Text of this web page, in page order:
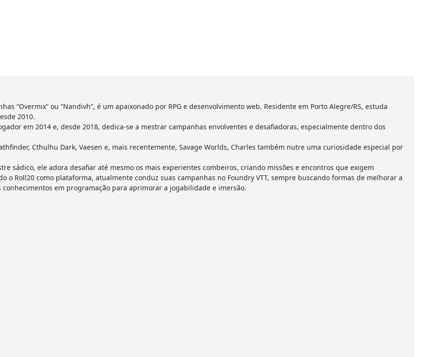
“Overmix” ou “Nandivh”, é um apaixonado por RPG e desenvolvimento web. Residente em Porto Alegre/RS, estuda
2010.
em 2014 e, desde 2018, dedica-se a mestrar campanhas envolventes e desafiadoras, especialmente dentro dos
Cthulhu Dark, Vaesen e, mais recentemente, Savage Worlds, Charles também nutre uma curiosidade especial por
sádico, ele adora desafiar até mesmo os mais experientes combeiros, criando missões e encontros que exigem
Roll20 como plataforma, atualmente conduz suas campanhas no Foundry VTT, sempre buscando formas de melhorar a
em programação para aprimorar a jogabilidade e imersão.